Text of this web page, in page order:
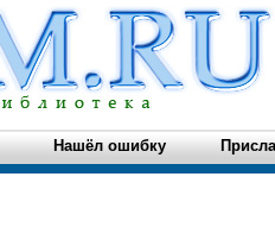
Нашёл ошибку